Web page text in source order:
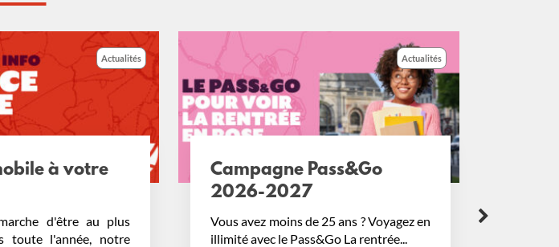
Campagne Pass&Go
Actualités
Vous avez moins de 25 ans ? Voyagez en
illimité avec le Pass&Go​ La rentrée...
Avez-vous validé
Bien voyager sur le réseau Dans
de notre lutte contre la fraude,